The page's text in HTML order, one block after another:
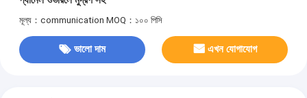
মূল্য：communication MOQ：১০০ পিসি
ভালো দাম এখন যোগাযোগ